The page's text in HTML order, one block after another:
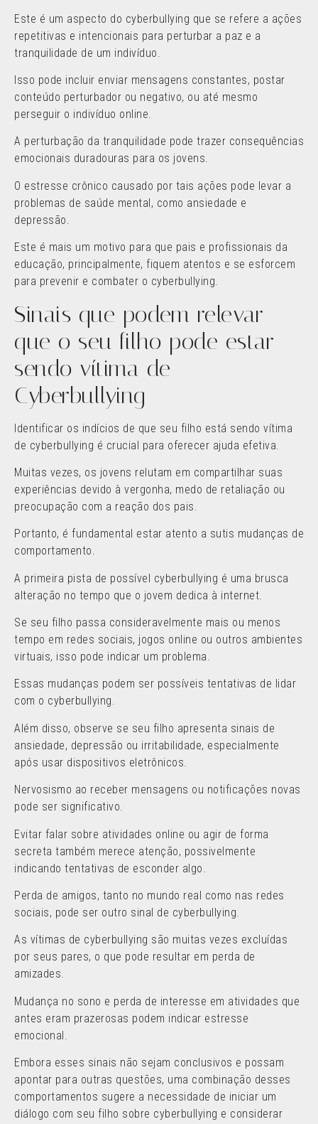
Este é um aspecto do cyberbullying que se refere a ações
repetitivas e intencionais para perturbar a paz e a
tranquilidade de um indivíduo.
Isso pode incluir enviar mensagens constantes, postar
conteúdo perturbador ou negativo, ou até mesmo
perseguir o indivíduo online.
A perturbação da tranquilidade pode trazer consequências
emocionais duradouras para os jovens.
O estresse crônico causado por tais ações pode levar a
problemas de saúde mental, como ansiedade e
depressão.
Este é mais um motivo para que pais e profissionais da
educação, principalmente, fiquem atentos e se esforcem
para prevenir e combater o cyberbullying.
Sinais que podem relevar
que o seu filho pode estar
sendo vítima de
Cyberbullying
Identificar os indícios de que seu filho está sendo vítima
de cyberbullying é crucial para oferecer ajuda efetiva.
Muitas vezes, os jovens relutam em compartilhar suas
experiências devido à vergonha, medo de retaliação ou
preocupação com a reação dos pais.
Portanto, é fundamental estar atento a sutis mudanças de
comportamento.
A primeira pista de possível cyberbullying é uma brusca
alteração no tempo que o jovem dedica à internet.
Se seu filho passa consideravelmente mais ou menos
tempo em redes sociais, jogos online ou outros ambientes
virtuais, isso pode indicar um problema.
Essas mudanças podem ser possíveis tentativas de lidar
com o cyberbullying.
Além disso, observe se seu filho apresenta sinais de
ansiedade, depressão ou irritabilidade, especialmente
após usar dispositivos eletrônicos.
Nervosismo ao receber mensagens ou notificações novas
pode ser significativo.
Evitar falar sobre atividades online ou agir de forma
secreta também merece atenção, possivelmente
indicando tentativas de esconder algo.
Perda de amigos, tanto no mundo real como nas redes
sociais, pode ser outro sinal de cyberbullying.
As vítimas de cyberbullying são muitas vezes excluídas
por seus pares, o que pode resultar em perda de
amizades.
Mudança no sono e perda de interesse em atividades que
antes eram prazerosas podem indicar estresse
emocional.
Embora esses sinais não sejam conclusivos e possam
apontar para outras questões, uma combinação desses
comportamentos sugere a necessidade de iniciar um
diálogo com seu filho sobre cyberbullying e considerar